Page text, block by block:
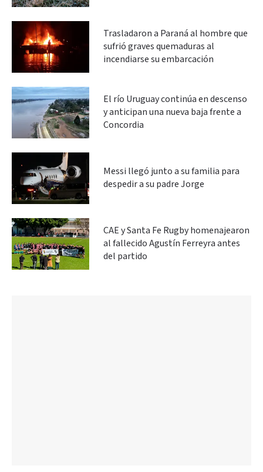
Trasladaron a Paraná al hombre que
sufrió graves quemaduras al
incendiarse su embarcación
El río Uruguay continúa en descenso
y anticipan una nueva baja frente a
Concordia
Messi llegó junto a su familia para
despedir a su padre Jorge
CAE y Santa Fe Rugby homenajearon
al fallecido Agustín Ferreyra antes
del partido